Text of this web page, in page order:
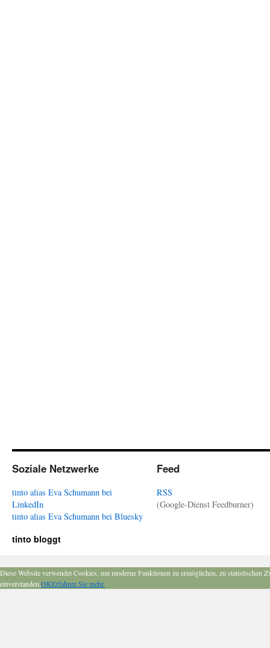
Soziale Netzwerke
tinto alias Eva Schumann bei
LinkedIn
tinto alias Eva Schumann bei Bluesky
Feed
RSS
(Google-Dienst Feedburner)
tinto bloggt
Diese Website verwendet Cookies, um moderne Funktionen zu ermöglichen, zu
einverstanden.OKErfahren Sie mehr.